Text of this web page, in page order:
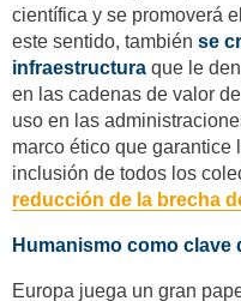
científica y se promoverá
este sentido, también se
infraestructura que le
en las cadenas de valor
uso en las
marco ético que garantice
inclusión de todos los
reducción de la brecha
Humanismo como clave
Europa juega un gran